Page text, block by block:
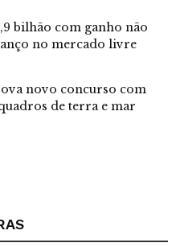
bilhão com ganho não
no mercado livre
novo concurso com
de terra e mar